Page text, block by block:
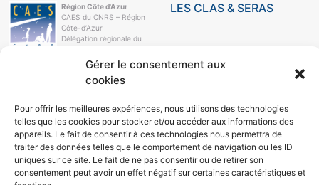
Gérer le consentement aux
cookies
Pour offrir les meilleures expériences, nous utilisons des technologies
telles que les cookies pour stocker et/ou accéder aux informations des
appareils. Le fait de consentir à ces technologies nous permettra de
traiter des données telles que le comportement de navigation ou les ID
uniques sur ce site. Le fait de ne pas consentir ou de retirer son
consentement peut avoir un effet négatif sur certaines caractéristiques et
Région Côte d'Azur
CAES du CNRS – Région
Côte-d’Azur
Délégation régionale du
Campus Azur
250, rue Albert-Einstein
CS 10269
e-mail
04 93 95 78 21
LES CLAS & SERAS
LE CAES
LE CAES MAG